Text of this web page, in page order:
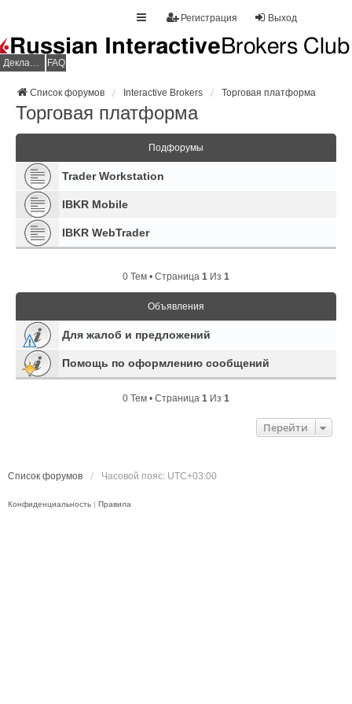
Выход
Регистрация
Декларация НДФЛ FAQ
Список форумов Interactive Brokers Торговая платформа
Торговая платформа
Подфорумы
Trader Workstation
IBKR Mobile
IBKR WebTrader
0 Тем • Страница 1 Из 1
Объявления
Для жалоб и предложений
Помощь по оформлению сообщений
0 Тем • Страница 1 Из 1
Перейти
Список форумов Часовой пояс: UTC+03:00
Конфиденциальность | Правила